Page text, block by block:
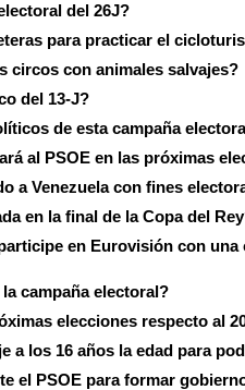
del 26J?
para practicar el
circos con animales salvajes?
del 13-J?
de esta campaña
al PSOE en las próximas
a Venezuela con fines
en la final de la Copa del
en Eurovisión con una
campaña electoral?
elecciones respecto al
a los 16 años la edad para
el PSOE para formar